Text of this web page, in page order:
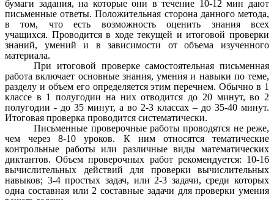
бумаги задания, на которые они в течение 10-12 мин дают
письменные ответы. Положительная сторона данного метода,
в том, что есть возможность оценить знания всех
учащихся. Проводится в ходе текущей и итоговой проверки
знаний, умений и в зависимости от объема изученного
материала.
При итоговой проверке самостоятельная письменная
работа включает основные знания, умения и навыки по теме,
разделу и объем его определяется этим перечнем. Обычно в 1
классе в 1 полугодии на них отводится до 20 минут, во 2
полугодии - до 35 минут, а во 2-3 классах – до 35-40 минут.
Итоговая проверка проводится систематически.
Письменные проверочные работы проводятся не реже,
чем через 8-10 уроков. К ним относятся тематические
контрольные работы или различные виды математических
диктантов. Объем проверочных работ рекомендуется: 10-16
вычислительных действий для проверки вычислительных
навыков; 3-4 простых задач, или 2-3 задачи, среди которых
одна составная или 2 составные задачи для проверки умения